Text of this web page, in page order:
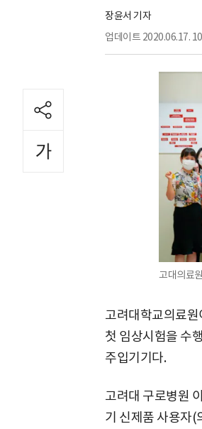
장윤서 기자
업데이트 2020.06.17.
고대의료
고려대학교의료
첫 임상시험을 수
주입기기다.
고려대 구로병원
기 신제품 사용자(